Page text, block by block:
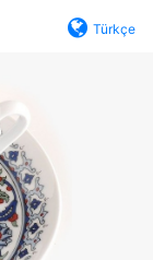
Türkçe